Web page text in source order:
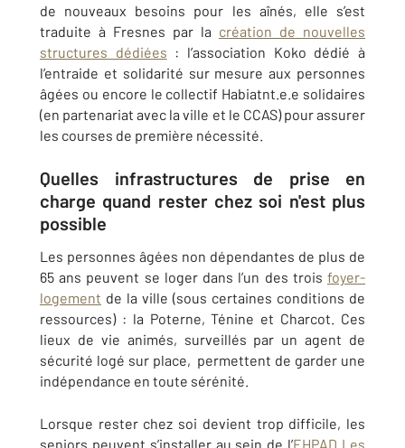
de nouveaux besoins pour les aînés, elle s’est
traduite à Fresnes par la création de nouvelles
structures dédiées : l’association Koko dédié à
l’entraide et solidarité sur mesure aux personnes
âgées ou encore le collectif Habiatnt.e.e solidaires
(en partenariat avec la ville et le CCAS) pour assurer
les courses de première nécessité.
Quelles infrastructures de prise en
charge quand rester chez soi n'est plus
possible
Les personnes âgées non dépendantes de plus de
65 ans peuvent se loger dans l’un des trois foyer-
logement de la ville (sous certaines conditions de
ressources) : la Poterne, Ténine et Charcot. Ces
lieux de vie animés, surveillés par un agent de
sécurité logé sur place, permettent de garder une
indépendance en toute sérénité.
Lorsque rester chez soi devient trop difficile, les
seniors peuvent s’installer au sein de l’EHPAD Les